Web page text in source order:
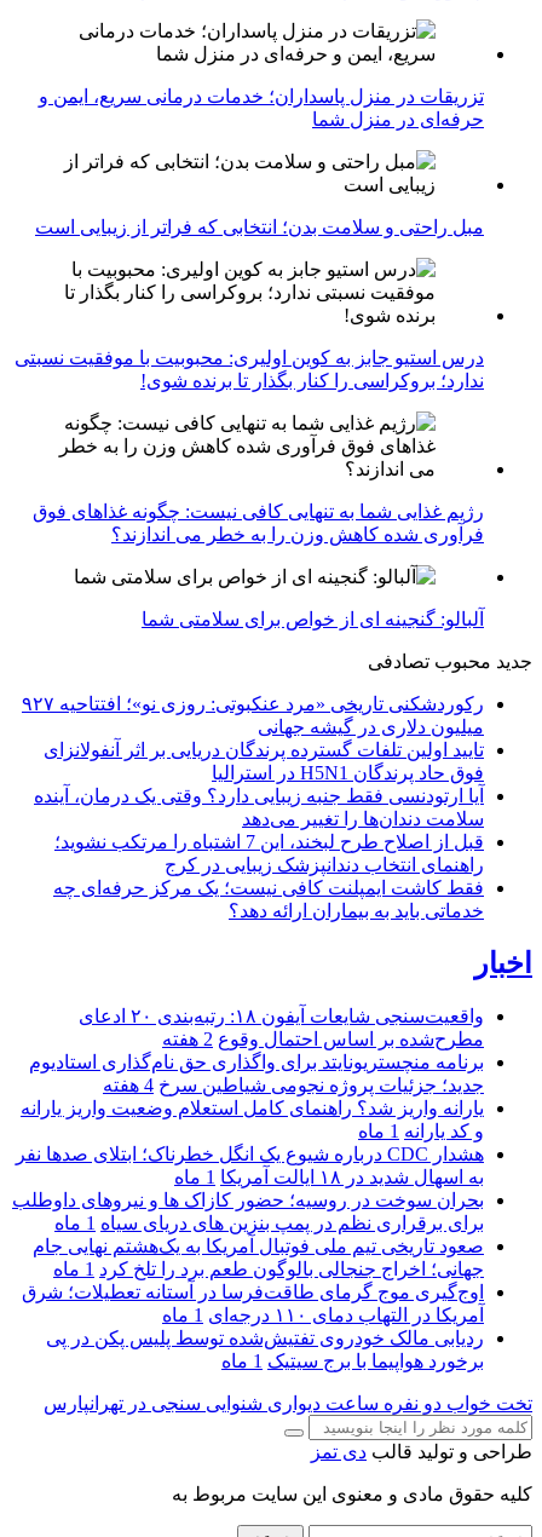
تزریقات در منزل پاسداران؛ خدمات درمانی سریع، ایمن و
حرفه‌ای در منزل شما
مبل راحتی و سلامت بدن؛ انتخابی که فراتر از زیبایی است
درس استیو جابز به کوین اولیری: محبوبیت با موفقیت نسبتی
ندارد؛ بروکراسی را کنار بگذار تا برنده شوی!
رژیم غذایی شما به تنهایی کافی نیست: چگونه غذاهای فوق
فرآوری شده کاهش وزن را به خطر می اندازند؟
آلبالو: گنجینه ای از خواص برای سلامتی شما
جدید محبوب تصادفی
رکوردشکنی تاریخی «مرد عنکبوتی: روزی نو»؛ افتتاحیه ۹۲۷
میلیون دلاری در گیشه جهانی
تایید اولین تلفات گسترده پرندگان دریایی بر اثر آنفولانزای
فوق حاد پرندگان H5N1 در استرالیا
آیا ارتودنسی فقط جنبه زیبایی دارد؟ وقتی یک درمان، آینده
سلامت دندان‌ها را تغییر می‌دهد
قبل از اصلاح طرح لبخند، این 7 اشتباه را مرتکب نشوید؛
راهنمای انتخاب دندانپزشک زیبایی در کرج
فقط کاشت ایمپلنت کافی نیست؛ یک مرکز حرفه‌ای چه
خدماتی باید به بیماران ارائه دهد؟
اخبار
واقعیت‌سنجی شایعات آیفون ۱۸: رتبه‌بندی ۲۰ ادعای
مطرح‌شده بر اساس احتمال وقوع 2 هفته
برنامه منچستریونایتد برای واگذاری حق نام‌گذاری استادیوم
جدید؛ جزئیات پروژه نجومی شیاطین سرخ 4 هفته
یارانه واریز شد؟ راهنمای کامل استعلام وضعیت واریز یارانه
و کد یارانه 1 ماه
هشدار CDC درباره شیوع یک انگل خطرناک؛ ابتلای صدها نفر
به اسهال شدید در ۱۸ ایالت آمریکا
1 ماه
بحران سوخت در روسیه؛ حضور کازاک‌ ها و نیروهای داوطلب
برای برقراری نظم در پمپ بنزین‌ های دریای سیاه 1 ماه
صعود تاریخی تیم ملی فوتبال آمریکا به یک‌هشتم نهایی جام
جهانی؛ اخراج جنجالی بالوگون طعم برد را تلخ کرد 1 ماه
اوج‌گیری موج گرمای طاقت‌فرسا در آستانه تعطیلات؛ شرق
آمریکا در التهاب دمای ۱۱۰ درجه‌ای
1 ماه
ردیابی مالک خودروی تفتیش‌شده توسط پلیس پکن در پی
برخورد هواپیما با برج سیتیک 1 ماه
تخت خواب دو نفره ساعت دیواری شنوایی سنجی در تهرانپارس
طراحی و تولید قالب دی تمز
کلیه حقوق مادی و معنوی این سایت مربوط به